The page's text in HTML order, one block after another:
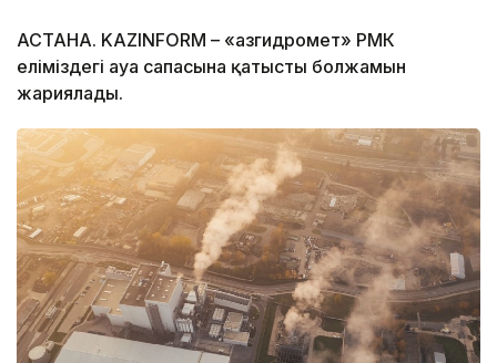
АСТАНА. KAZINFORM – «Қазгидромет» РМК
еліміздегі ауа сапасына қатысты болжамын
жариялады.